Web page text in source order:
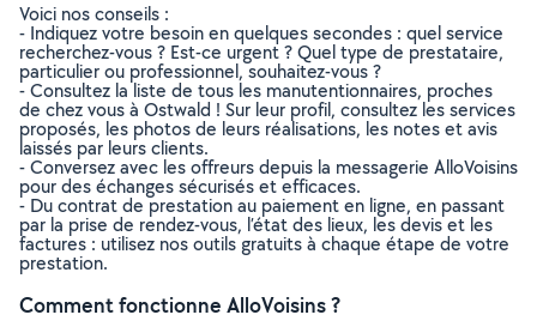
Voici nos conseils :
- Indiquez votre besoin en quelques secondes : quel service
recherchez-vous ? Est-ce urgent ? Quel type de prestataire,
particulier ou professionnel, souhaitez-vous ?
- Consultez la liste de tous les manutentionnaires, proches
de chez vous à Ostwald ! Sur leur profil, consultez les services
proposés, les photos de leurs réalisations, les notes et avis
laissés par leurs clients.
- Conversez avec les offreurs depuis la messagerie AlloVoisins
pour des échanges sécurisés et efficaces.
- Du contrat de prestation au paiement en ligne, en passant
par la prise de rendez-vous, l’état des lieux, les devis et les
factures : utilisez nos outils gratuits à chaque étape de votre
prestation.
Comment fonctionne AlloVoisins ?